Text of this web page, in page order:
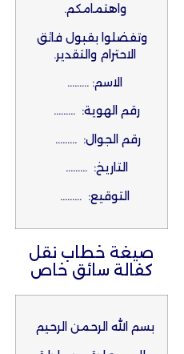
واهتمامكم.
وتفضلوا بقبول فائق
الاحترام والتقدير.
الاسم: ………
رقم الهوية: ………
رقم الجوال: ………
التاريخ: ………
التوقيع: ………
صيغة خطاب نقل
كفالة سائق خاص
بسم الله الرحمن الرحيم